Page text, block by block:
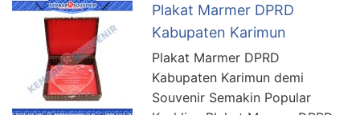
Plakat Marmer DPRD
Kabupaten Karimun
Plakat Marmer DPRD
Kabupaten Karimun demi
Souvenir Semakin Popular